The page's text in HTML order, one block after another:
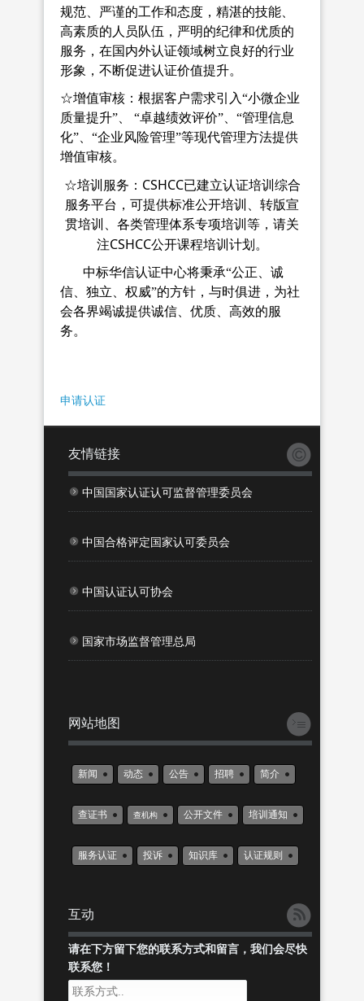
规范、严谨的工作和态度，精湛的技能、
高素质的人员队伍，严明的纪律和优质的
服务，在国内外认证领域树立良好的行业
形象，不断促进认证价值提升。
☆增值审核：根据客户需求引入“小微企业
质量提升”、
“卓越绩效评价”、“管理信息
化”、“企业风险管理”等现代管理方法提供
增值审核。
☆培训服务： CSHCC已建立认证培训综合
服务平台，可提供标准公开培训、转版宣
贯培训、各类管理体系专项培训等，请关
注CSHCC公开课程培训计划。
中标华信认证中心将秉承“公正、诚
信、独立、权威”的方针，与时俱进，为社
会各界竭诚提供诚信、优质、高效的服
务。
申请认证
友情链接
中国国家认证认可监督管理委员会
中国合格评定国家认可委员会
中国认证认可协会
国家市场监督管理总局
网站地图
新闻 动态 公告 招聘 简介
查证书 查机构 公开文件 培训通知
服务认证 投诉 知识库 认证规则
互动
请在下方留下您的联系方式和留言，我们会尽快
联系您！